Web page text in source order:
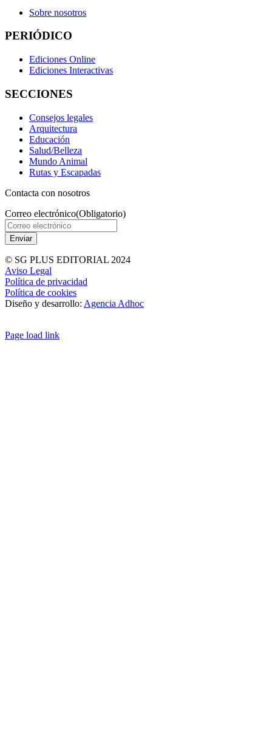
Sobre nosotros
PERIÓDICO
Ediciones Online
Ediciones Interactivas
SECCIONES
Consejos legales
Arquitectura
Educación
Salud/Belleza
Mundo Animal
Rutas y Escapadas
Contacta con nosotros
Correo electrónico(Obligatorio)
© SG PLUS EDITORIAL 2024
Aviso Legal
Política de privacidad
Política de cookies
Diseño y desarrollo: Agencia Adhoc
Page load link